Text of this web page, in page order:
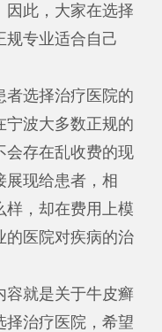
因此，大家在选择
规专业适合自己
选择治疗医院的
宁波大多数正规的
会存在乱收费的现
展现给患者，相
样，却在费用上模
的医院对疾病的治
就是关于牛皮癣
择治疗医院，希望